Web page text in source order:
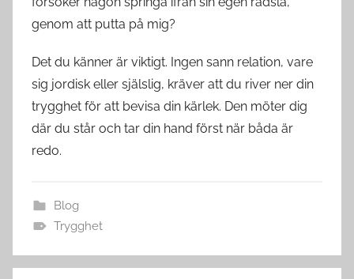
genom att putta på mig?
Det du känner är viktigt. Ingen sann relation, vare
sig jordisk eller själslig, kräver att du river ner din
trygghet för att bevisa din kärlek. Den möter dig
där du står och tar din hand först när båda är
redo.
Blog
Trygghet